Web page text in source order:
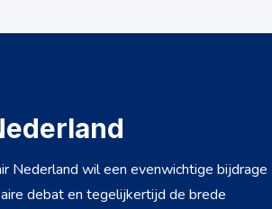
Nederland wil een evenwichtige bijdrage
debat en tegelijkertijd de brede